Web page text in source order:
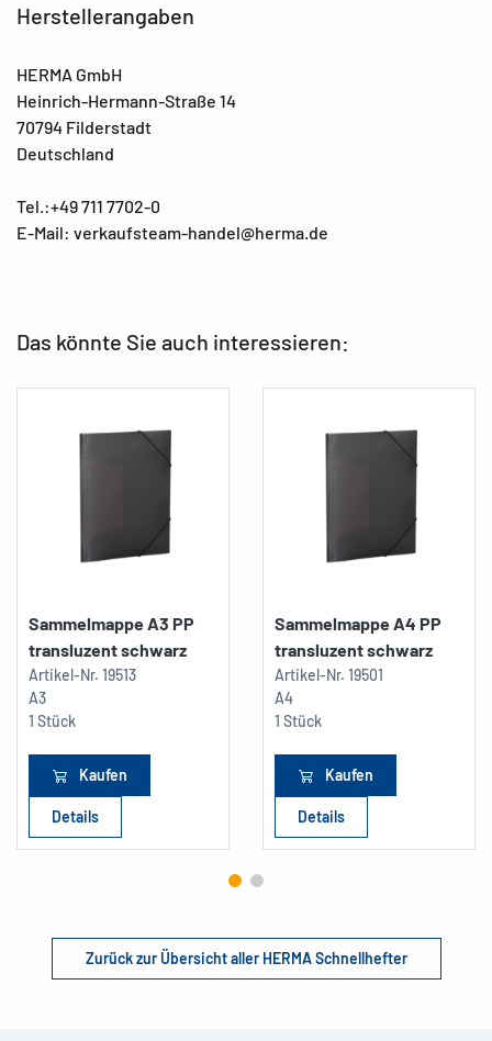
Herstellerangaben
HERMA GmbH
Heinrich-Hermann-Straße 14
70794 Filderstadt
Deutschland
Tel.:+49 711 7702-0
E-Mail: verkaufsteam-handel@herma.de
Das könnte Sie auch interessieren:
Sammelmappe A3 PP
transluzent schwarz
Artikel-Nr. 19513
A3
1 Stück
Kaufen
Details
Sammelmappe A4 PP
transluzent schwarz
Artikel-Nr. 19501
A4
1 Stück
Kaufen
Details
Zurück zur Übersicht aller HERMA Schnellhefter